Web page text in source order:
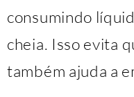
consumindo
cheia. Isso evita
também ajuda a